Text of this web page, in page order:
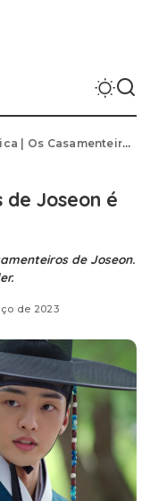
Casamenteiros de Joseon é encantador e divertido
de Joseon é
de Joseon.
de 2023